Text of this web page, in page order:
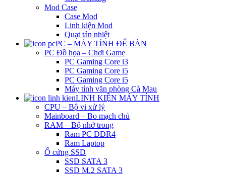
Mod Case
Case Mod
Linh kiện Mod
Quạt tản nhiệt
PC – MÁY TÍNH ĐỂ BÀN
PC Đồ họa – Chơi Game
PC Gaming Core i3
PC Gaming Core i5
PC Gaming Core i5
Máy tính văn phòng Cà Mau
LINH KIỆN MÁY TÍNH
CPU – Bộ vi xử lý
Mainboard – Bo mạch chủ
RAM – Bộ nhớ trong
Ram PC DDR4
Ram Laptop
Ổ cứng SSD
SSD SATA 3
SSD M.2 SATA 3